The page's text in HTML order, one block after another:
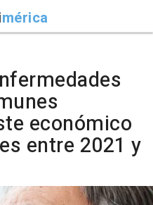
mérica
económico
entre 2021 y